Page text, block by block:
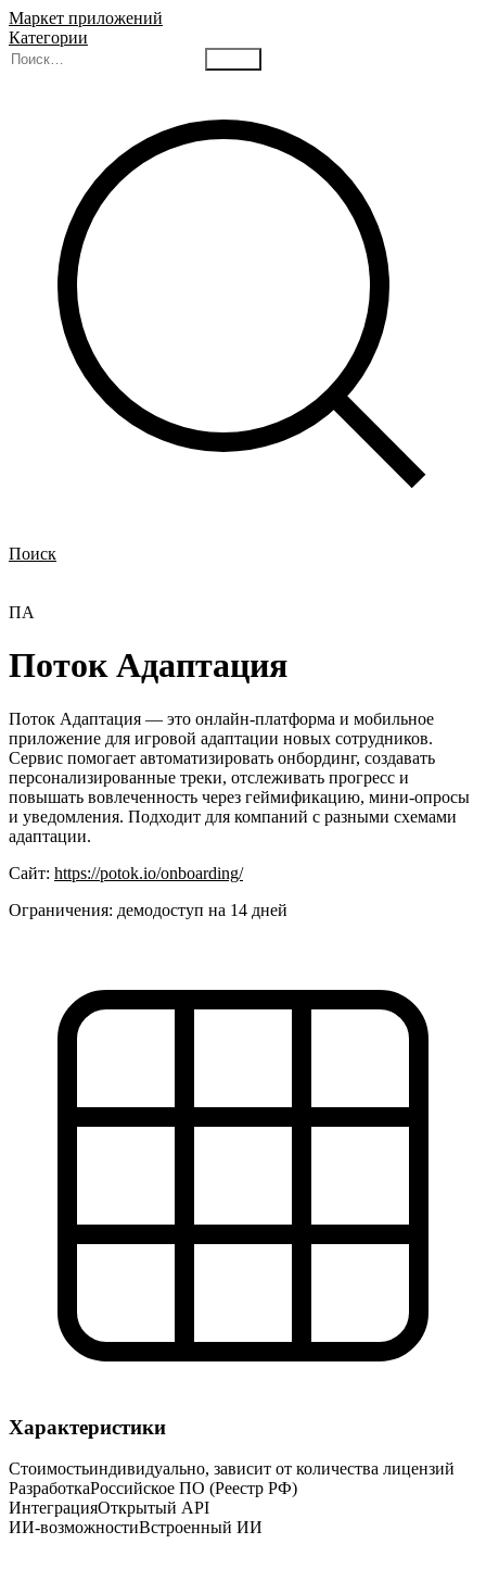
Маркет приложений
Категории
Поиск
ПА
Поток Адаптация
Поток Адаптация — это онлайн-платформа и мобильное
приложение для игровой адаптации новых сотрудников.
Сервис помогает автоматизировать онбординг, создавать
персонализированные треки, отслеживать прогресс и
повышать вовлеченность через геймификацию, мини-опросы
и уведомления. Подходит для компаний с разными схемами
адаптации.
Сайт: https://potok.io/onboarding/
Ограничения: демодоступ на 14 дней
Характеристики
Стоимостьиндивидуально, зависит от количества лицензий
РазработкаРоссийское ПО (Реестр РФ)
ИнтеграцияОткрытый API
ИИ-возможностиВстроенный ИИ